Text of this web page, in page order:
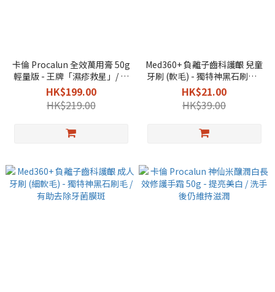
卡倫 Procalun 全效萬用膏 50g
輕量版 - 王牌「濕疹救星」/ 顯
著降低濕疹嚴重度 76% / 方便
旅行外帶
HK$199.00
HK$219.00
Med360+ 負離子齒科護齦 兒童
牙刷 (軟毛) - 獨特神黑石刷毛 /
有助去除牙菌膜斑
HK$21.00
HK$39.00